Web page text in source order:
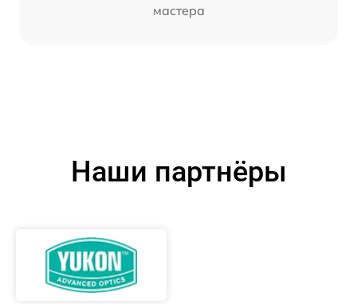
мастера
Наши партнёры